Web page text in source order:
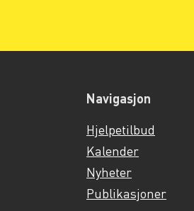
Navigasjon
Hjelpetilbud
Kalender
Nyheter
Publikasjoner